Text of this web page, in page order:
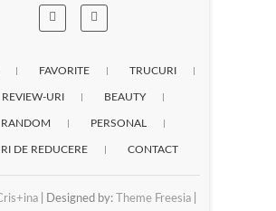
FAVORITE TRUCURI
REVIEW-URI BEAUTY
RANDOM PERSONAL
DE REDUCERE CONTACT
| Designed by: Theme Freesia|